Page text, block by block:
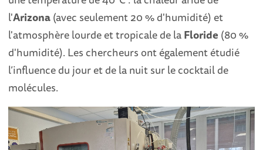
l'Arizona(avec seulement 20 % d'humidité) et
l'atmosphère lourde et tropicale de laFloride (80 %
d'humidité). Les chercheurs ont également étudié
l’influence du jour et de la nuit sur le cocktail de
molécules.